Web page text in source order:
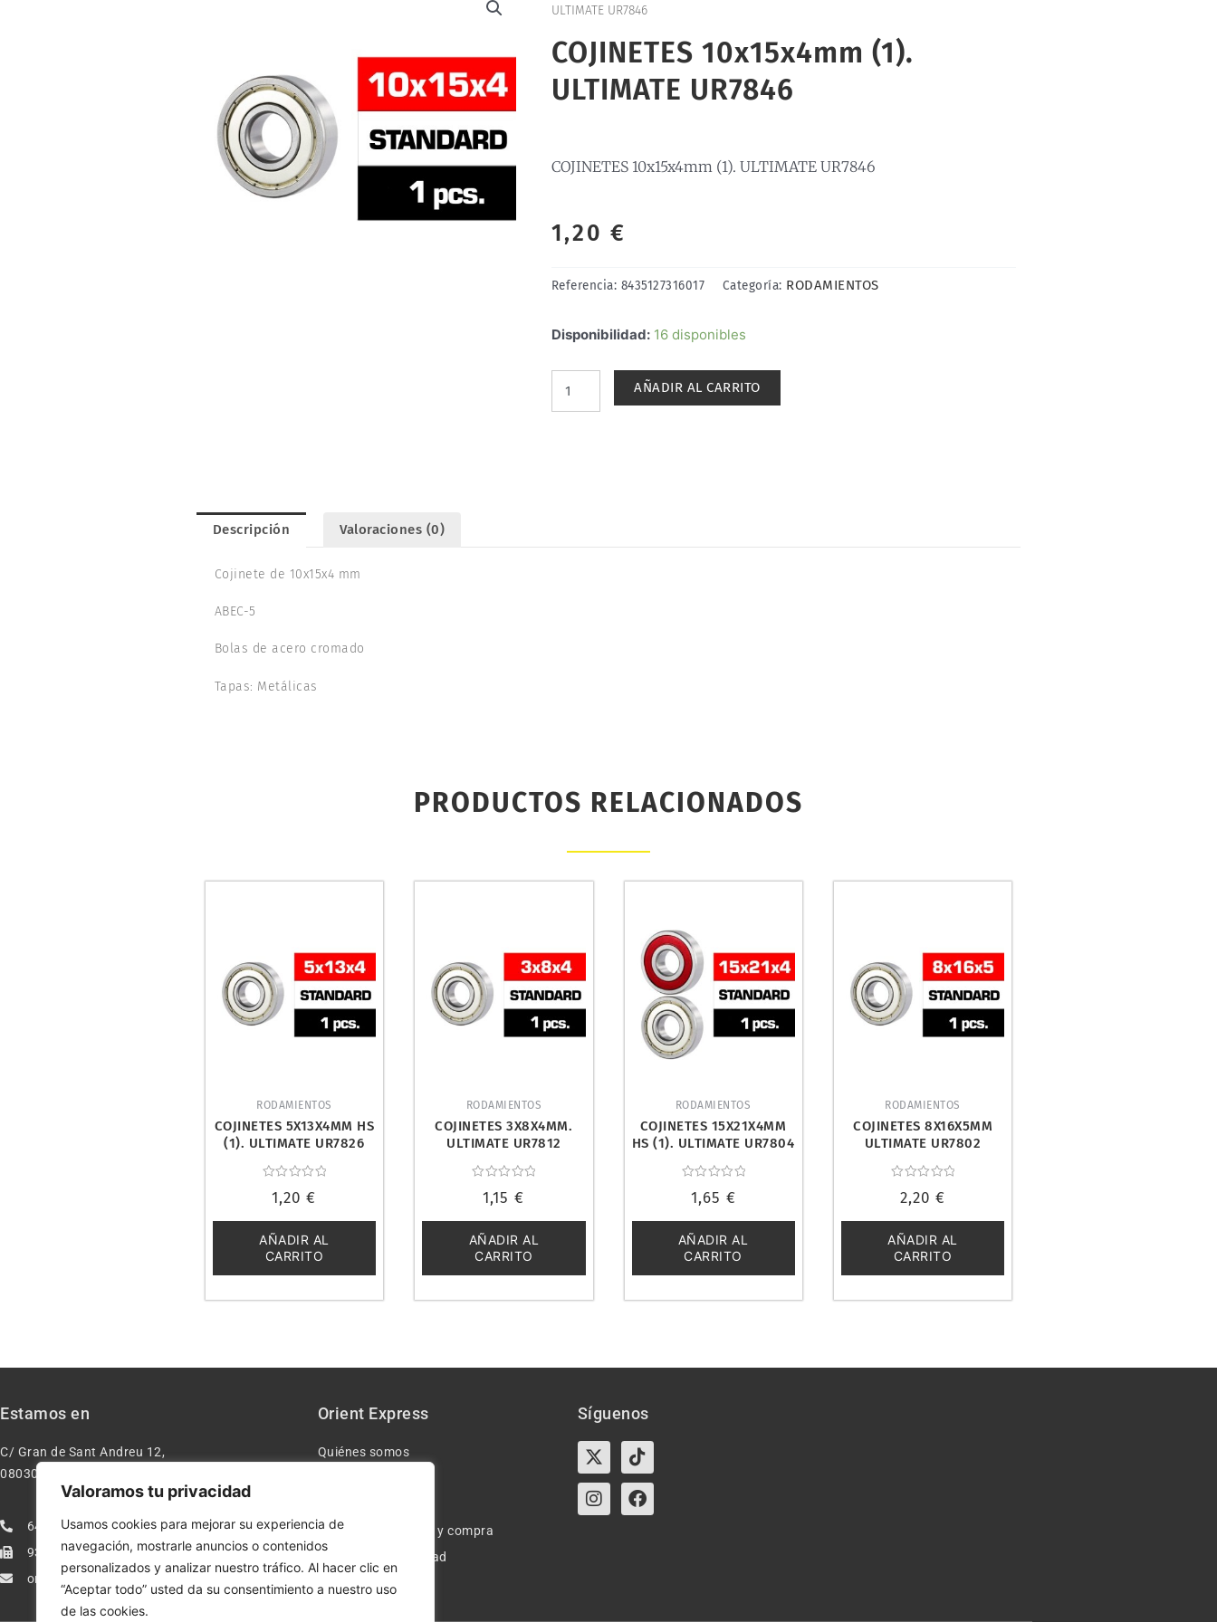
Valoramos tu privacidad
Usamos cookies para mejorar su experiencia de
navegación, mostrarle anuncios o contenidos
personalizados y analizar nuestro tráfico. Al hacer clic en
“Aceptar todo” usted da su consentimiento a nuestro uso
de las cookies.
ULTIMATE UR7846
COJINETES 10x15x4mm (1).
ULTIMATE UR7846
COJINETES 10x15x4mm (1). ULTIMATE UR7846
1,20 €
Referencia: 8435127316017 Categoría: RODAMIENTOS
Disponibilidad: 16 disponibles
COJINETES
ULTIMATE
AÑADIR AL CARRITO
Descripción Valoraciones (0)
Cojinete de 10x15x4 mm
ABEC-5
Bolas de acero cromado
Tapas: Metálicas
PRODUCTOS RELACIONADOS
RODAMIENTOS
COJINETES 5X13X4MM HS
(1). ULTIMATE UR7826
con
de
5
1,20€
AÑADIR AL
CARRITO
RODAMIENTOS
COJINETES 3X8X4MM.
ULTIMATE UR7812
con
de
5
1,15€
AÑADIR AL
CARRITO
RODAMIENTOS
COJINETES 15X21X4MM
HS (1). ULTIMATE UR7804
con
de
5
1,65 €
AÑADIR AL
CARRITO
RODAMIENTOS
COJINETES 8X16X5MM
ULTIMATE UR7802
con
de
5
2,20€
AÑADIR AL
CARRITO
Estamos en
C/ Gran de Sant Andreu 12,
08030 – Barcelona España
640277962
933113005
orientexpressmodelismo@gmail.com
Orient Express
Quiénes somos
Condiciones de uso y compra
Política de privacidad
Política de cookies
Síguenos
X-
twitter
Tiktok
InstagramFacebook